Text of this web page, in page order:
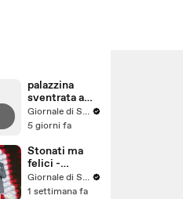
palazzina
sventrata a
Messina,
nuovo video
Giornale di Sicilia
5 giorni fa
Stonati ma
felici -
Puntata 15Giornale di Sicilia
1 settimana fa